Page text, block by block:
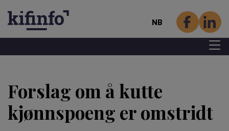
hovedinnhold
NB
Menu
Forslag om å kutte
kjønnspoeng er omstridt